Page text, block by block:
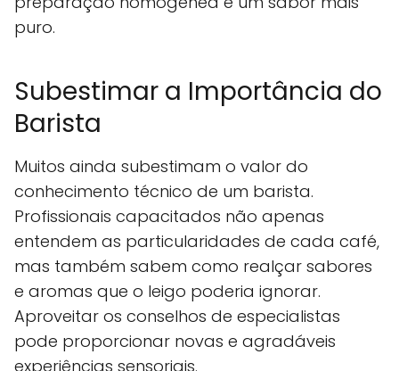
puro.
Subestimar a Importância do
Barista
Muitos ainda subestimam o valor do
conhecimento técnico de um barista.
Profissionais capacitados não apenas
entendem as particularidades de cada café,
mas também sabem como realçar sabores
e aromas que o leigo poderia ignorar.
Aproveitar os conselhos de especialistas
pode proporcionar novas e agradáveis
experiências sensoriais.